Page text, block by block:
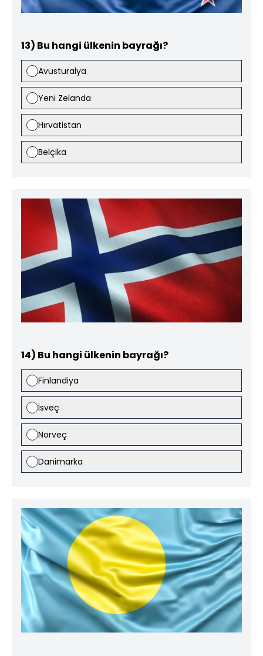
13) Bu hangi ülkenin bayrağı?
Avusturalya
Yeni Zelanda
Hırvatistan
Belçika
14) Bu hangi ülkenin bayrağı?
Finlandiya
İsveç
Norveç
Danimarka